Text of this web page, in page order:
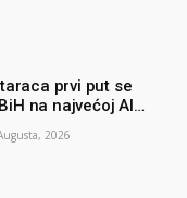
prvi put se
na najvećoj AI
njihov mentor
Međunarodne
2026